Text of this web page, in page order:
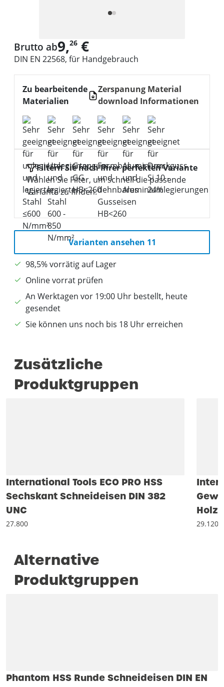
Brutto ab9,26 €
DIN EN 22568, für Handgebrauch
Zu bearbeitende
Materialien
Zerspanung Material
download Informationen
Filtern Sie nach Ihrer perfekten Variante
Wählen Sie Filter, um schnell die passende
Variante zu finden.
Varianten ansehen 11
98,5% vorrätig auf Lager
Online vorrat prüfen
An Werktagen vor 19:00 Uhr bestellt, heute
gesendet
Sie können uns noch bis 18 Uhr erreichen
Zusätzliche
Produktgruppen
International Tools ECO PRO HSS
Sechskant Schneideisen DIN 382
UNC
27.800 29.120
Alternative
Produktgruppen
Phantom HSS Runde Schneideisen DIN EN